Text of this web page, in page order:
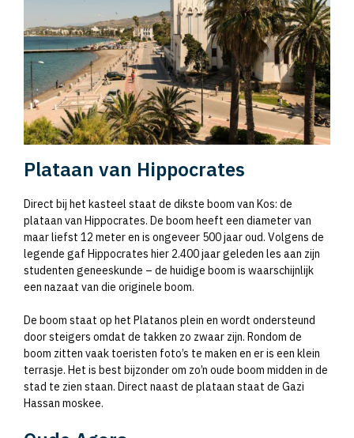
Plataan van Hippocrates
Direct bij het kasteel staat de dikste boom van Kos: de
plataan van Hippocrates. De boom heeft een diameter van
maar liefst 12 meter en is ongeveer 500 jaar oud. Volgens de
legende gaf Hippocrates hier 2.400 jaar geleden les aan zijn
studenten geneeskunde – de huidige boom is waarschijnlijk
een nazaat van die originele boom.
De boom staat op het Platanos plein en wordt ondersteund
door steigers omdat de takken zo zwaar zijn. Rondom de
boom zitten vaak toeristen foto’s te maken en er is een klein
terrasje. Het is best bijzonder om zo’n oude boom midden in de
stad te zien staan. Direct naast de plataan staat de Gazi
Hassan moskee.